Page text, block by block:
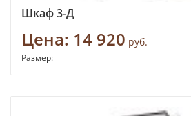
Шкаф 3-Д
Цена: 14 920 руб.
Размер: